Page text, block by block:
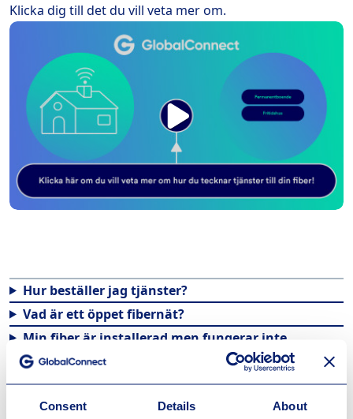
Consent Details About
Klicka dig till det du vill veta mer om.
Hur beställer jag tjänster?
Vad är ett öppet fibernät?
Min fiber är installerad men fungerar inte
Hur startar jag om/gör en reset av
fibermottagaren?
Vart kopplar jag in router och tv-box?